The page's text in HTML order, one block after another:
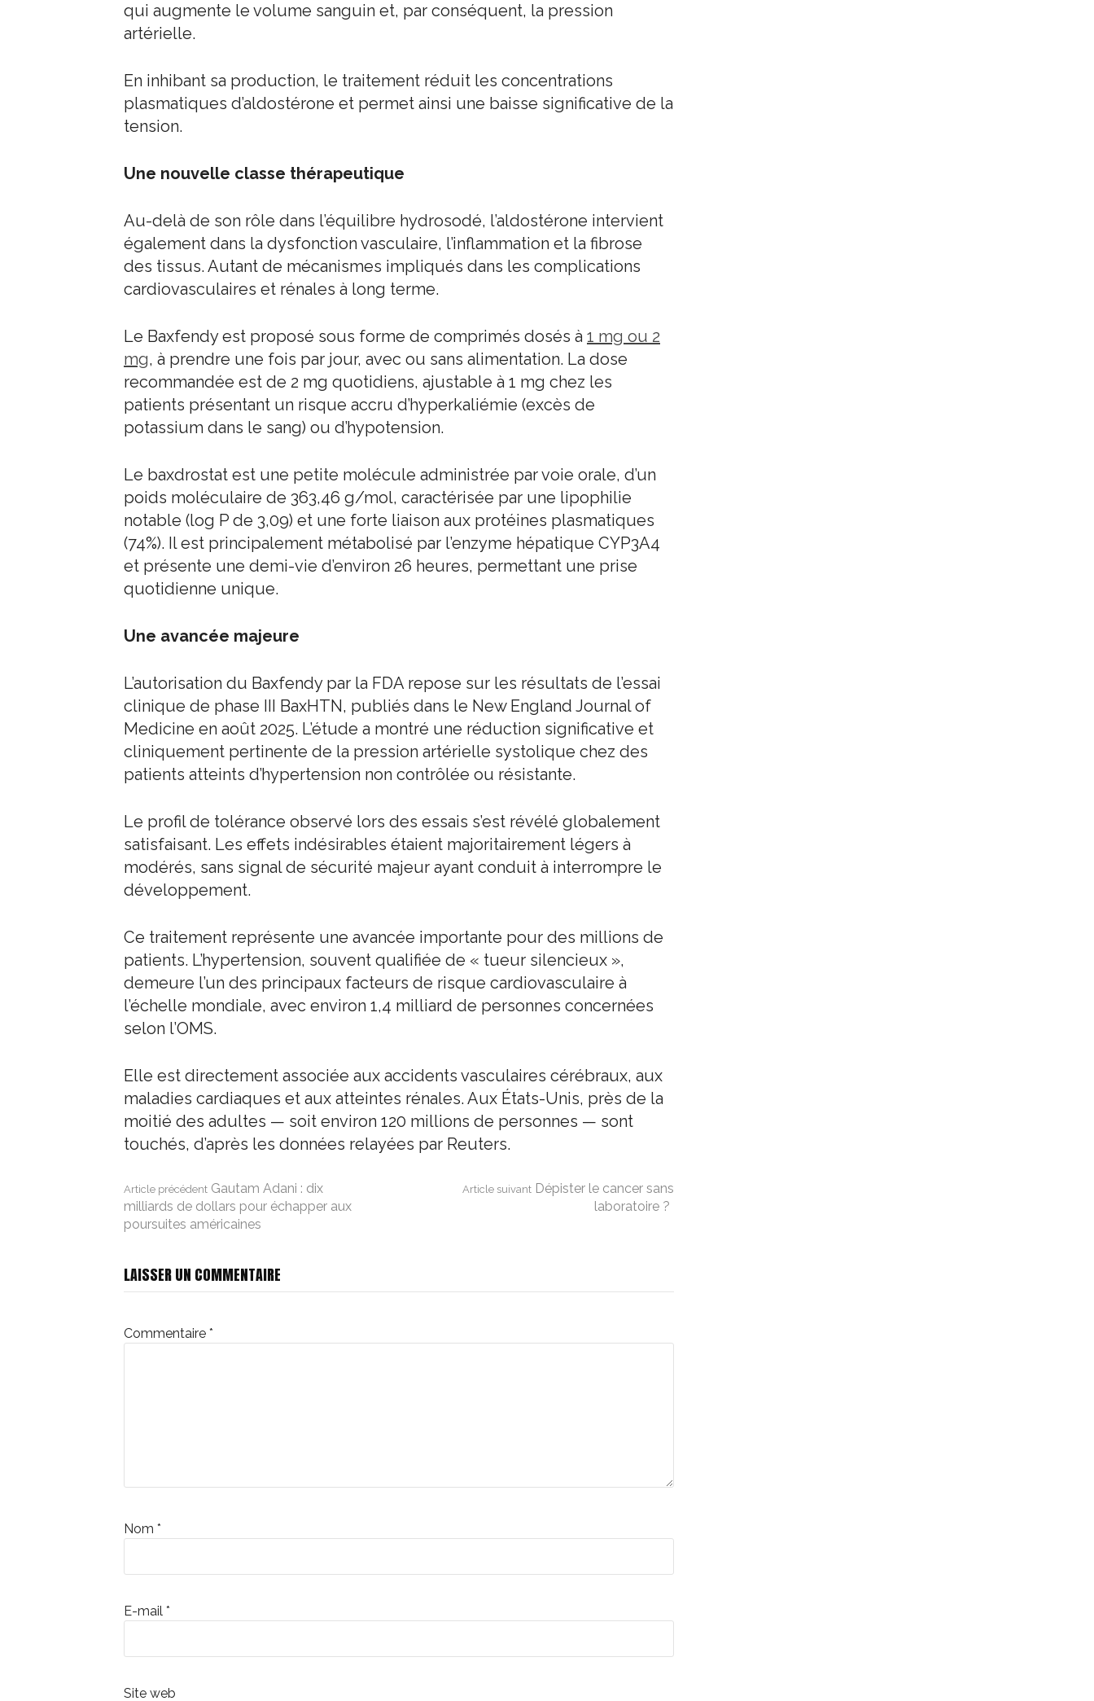
qui augmente le volume sanguin et, par conséquent, la pression
artérielle.
En inhibant sa production, le traitement réduit les concentrations
plasmatiques d’aldostérone et permet ainsi une baisse significative de la
tension.
Une nouvelle classe thérapeutique
Au-delà de son rôle dans l’équilibre hydrosodé, l’aldostérone intervient
également dans la dysfonction vasculaire, l’inflammation et la fibrose
des tissus. Autant de mécanismes impliqués dans les complications
cardiovasculaires et rénales à long terme.
Le Baxfendy est proposé sous forme de comprimés dosés à 1 mg ou 2
mg, à prendre une fois par jour, avec ou sans alimentation. La dose
recommandée est de 2 mg quotidiens, ajustable à 1 mg chez les
patients présentant un risque accru d’hyperkaliémie (excès de
potassium dans le sang) ou d’hypotension.
Le baxdrostat est une petite molécule administrée par voie orale, d’un
poids moléculaire de 363,46 g/mol, caractérisée par une lipophilie
notable (log P de 3,09) et une forte liaison aux protéines plasmatiques
(74%). Il est principalement métabolisé par l’enzyme hépatique CYP3A4
et présente une demi-vie d’environ 26 heures, permettant une prise
quotidienne unique.
Une avancée majeure
L’autorisation du Baxfendy par la FDA repose sur les résultats de l’essai
clinique de phase III BaxHTN, publiés dans le New England Journal of
Medicine en août 2025. L’étude a montré une réduction significative et
cliniquement pertinente de la pression artérielle systolique chez des
patients atteints d’hypertension non contrôlée ou résistante.
Le profil de tolérance observé lors des essais s’est révélé globalement
satisfaisant. Les effets indésirables étaient majoritairement légers à
modérés, sans signal de sécurité majeur ayant conduit à interrompre le
développement.
Ce traitement représente une avancée importante pour des millions de
patients. L’hypertension, souvent qualifiée de « tueur silencieux »,
demeure l’un des principaux facteurs de risque cardiovasculaire à
l’échelle mondiale, avec environ 1,4 milliard de personnes concernées
selon l’OMS.
Elle est directement associée aux accidents vasculaires cérébraux, aux
maladies cardiaques et aux atteintes rénales. Aux États-Unis, près de la
moitié des adultes — soit environ 120 millions de personnes — sont
touchés, d’après les données relayées par Reuters.
Lire
la
suite
Article précédent Gautam Adani : dix
milliards de dollars pour échapper aux
poursuites américaines
Article suivant Dépister le cancer sans
laboratoire ?
LAISSER UN COMMENTAIRE
Commentaire *
Nom *
E-mail *
Site web